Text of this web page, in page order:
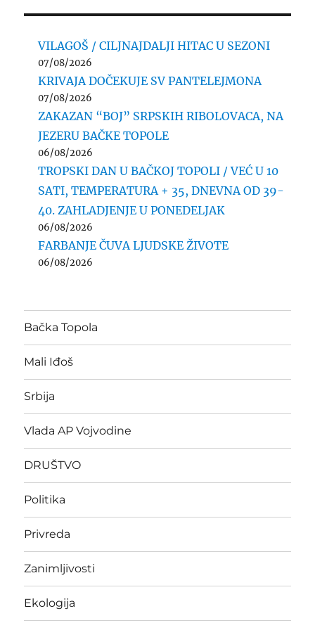
VILAGOŠ / CILJNAJDALJI HITAC U SEZONI
07/08/2026
KRIVAJA DOČEKUJE SV PANTELEJMONA
07/08/2026
ZAKAZAN “BOJ” SRPSKIH RIBOLOVACA, NA
JEZERU BAČKE TOPOLE
06/08/2026
TROPSKI DAN U BAČKOJ TOPOLI / VEĆ U 10
SATI, TEMPERATURA + 35, DNEVNA OD 39-
40. ZAHLADJENJE U PONEDELJAK
06/08/2026
FARBANJE ČUVA LJUDSKE ŽIVOTE
06/08/2026
Bačka Topola
Mali Iđoš
Srbija
Vlada AP Vojvodine
DRUŠTVO
Politika
Privreda
Zanimljivosti
Ekologija